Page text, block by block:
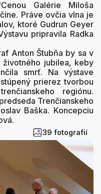
Galérie Miloša
Práve ovčia vlna je
ktoré Gudrun Geyer
pripravila Radka
Anton Štubňa by sa v
jubilea, keby
smrť. Na výstave
prierez tvorbou
regiónu.
Trenčianskeho
Baška. Koncepciu
39 fotografií